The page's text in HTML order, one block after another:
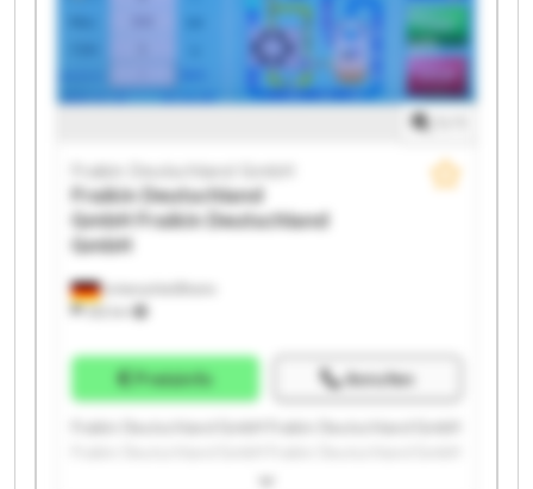
Unterschleißheim
332 km
Fraikin Deutschland GmbH
Fraikin Deutschland
GmbHFraikin Deutschland
GmbH
Preisinfo Anrufen
Fraikin Deutschland GmbH Fraikin Deutschland GmbH